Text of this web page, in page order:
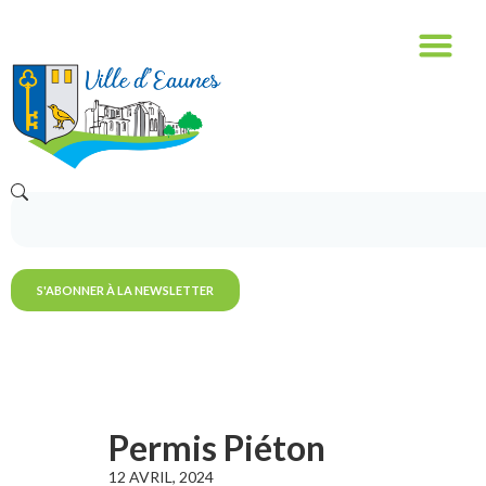
S'ABONNER À LA NEWSLETTER
Permis Piéton
12 AVRIL, 2024